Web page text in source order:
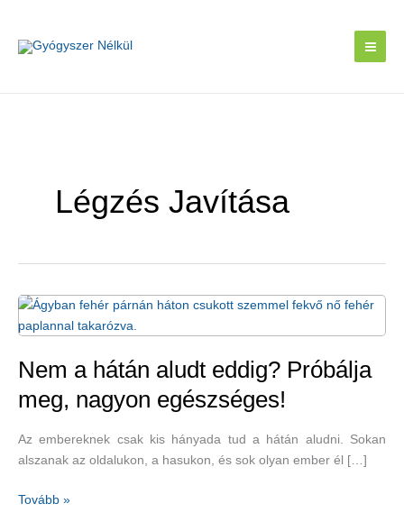
content
Légzés Javítása
Nem a hátán aludt eddig? Próbálja
meg, nagyon egészséges!
Az embereknek csak kis hányada tud a hátán aludni. Sokan
alszanak az oldalukon, a hasukon, és sok olyan ember él […]
Nem
Tovább »